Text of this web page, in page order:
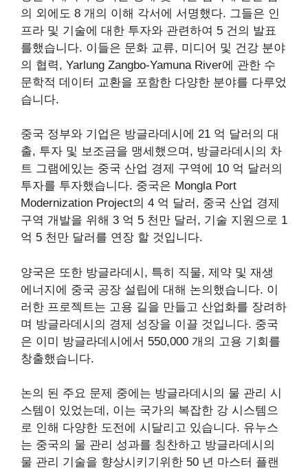
의 외에도 8 개의 이해 각서에 서명했다. 그들은 인
프라 및 기술에 대한 투자와 관련하여 5 건의 발표
를했습니다. 이들은 문화 교류, 미디어 및 건강 분야
의 협력, Yarlung Zangbo-Yamuna River에 관한 수
문학적 데이터 교환을 포함한 다양한 분야를 다루었
습니다.
중국 정부와 기업은 방글라데시에 21 억 달러의 대
출, 투자 및 보조금을 맹세했으며, 방글라데시의 차
트 그램에있는 중국 산업 경제 구역에 10 억 달러의
투자를 투자했습니다. 중국은 Mongla Port
Modernization Project의 4 억 달러, 중국 산업 경제
구역 개발을 위해 3 억 5 천만 달러, 기술 지원으로 1
억 5 천만 달러를 연장 할 것입니다.
양국은 또한 방글라데시, 특히 직물, 제약 및 재생
에너지에 중국 공장 설립에 대해 논의했습니다. 이
러한 프로젝트는 고용 길을 만들고 산업화를 장려하
며 방글라데시의 경제 성장을 이끌 것입니다. 중국
은 이미 방글라데시에서 550,000 개의 고용 기회를
창출했습니다.
논의 된 주요 문제 중에는 방글라데시의 물 관리 시
스템이 있었는데, 이는 국가의 복잡한 강 시스템으
로 인해 다양한 도전에 시달리고 있습니다. 유누스
는 중국의 물 관리 성과를 칭찬하고 방글라데시의
물 관리 기술을 향상시키기위한 50 년 마스터 플랜